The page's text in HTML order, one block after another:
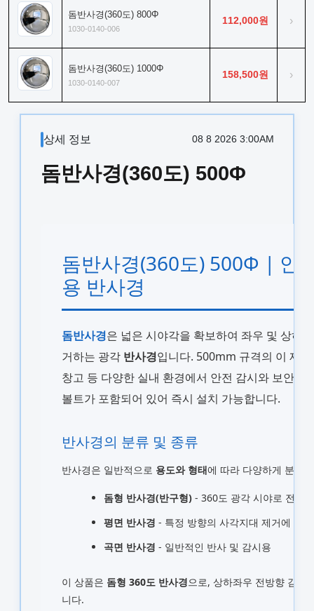
돔반사경(360도) 800Φ
1030-0140-006
112,000원 ›
돔반사경(360도) 1000Φ
1030-0140-007
158,500원 ›
상세 정보 08 8 2026 3:00AM
돔반사경(360도) 500Φ
돔반사경(360도) 500Φ | 안
용 반사경
돔반사경은 넓은 시야각을 확보하여 좌우 및 상하
거하는 광각 반사경입니다. 500mm 규격의 이 제
창고 등 다양한 실내 환경에서 안전 감시와 보안 용
볼트가 포함되어 있어 즉시 설치 가능합니다.
반사경의 분류 및 종류
반사경은 일반적으로 용도와 형태에 따라 다양하게 분류
돔형 반사경(반구형)- 360도 광각 시야로 전방
평면 반사경 - 특정 방향의 사각지대 제거에 사용
곡면 반사경 - 일반적인 반사 및 감시용
이 상품은 돔형 360도 반사경으로, 상하좌우 전방향 감시
니다.